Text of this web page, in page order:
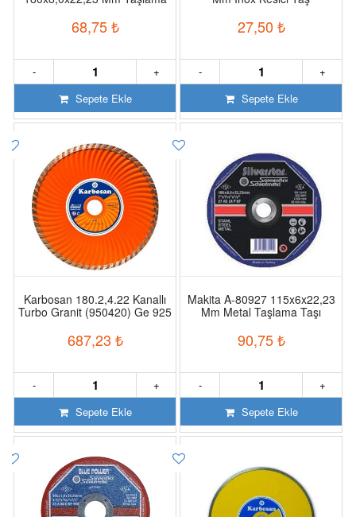
68,75₺
+
-
Sepete Ekle
27,50 ₺
+
-
Sepete Ekle
Karbosan 180.2,4.22 Kanallı
Turbo Granit (950420) Ge 925
687,23 ₺
+
-
Sepete Ekle
Makita A-80927 115x6x22,23
Mm Metal Taşlama Taşı
Göbekli
90,75₺
+
-
Sepete Ekle